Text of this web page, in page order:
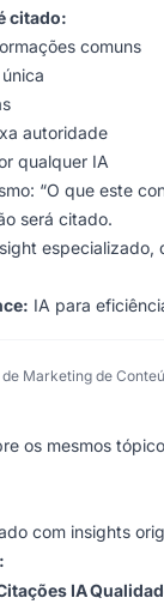
citado:
comuns
autoridade
qualquer IA
“O que este
será citado.
IA para
Marketing de
os mesmos
com insights
IA